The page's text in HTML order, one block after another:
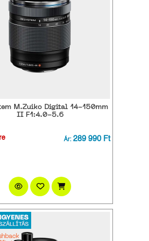
M.Zuiko Digital 14-150mm
II F1:4.0-5.6
Ár: 289 990 Ft